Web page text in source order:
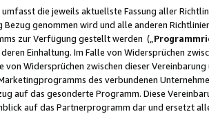
die jeweils aktuellste Fassung aller
Bezug genommen wird und alle anderen
zur Verfügung gestellt werden („
Einhaltung. Im Falle von Widersprüchen
von Widersprüchen zwischen dieser
des verbundenen
auf das gesonderte Programm. Diese
auf das Partnerprogramm dar und ersetzt